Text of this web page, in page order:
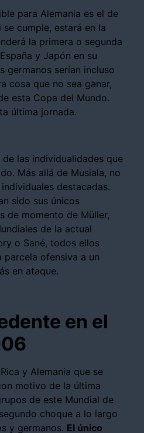
para Alemania es el de
cumple, estará en la
la primera o segunda
y Japón en su
germanos serían incluso
cosa que no sea ganar,
esta Copa del Mundo.
última jornada.
las individualidades que
Más allá de Musiala, no
destacadas.
sido sus únicos
de momento de Müller,
de la actual
o Sané, todos ellos
parcela ofensiva a un
en ataque.
en el
y Alemania que se
motivo de la última
de este Mundial de
choque a lo largo
y germanos. El único